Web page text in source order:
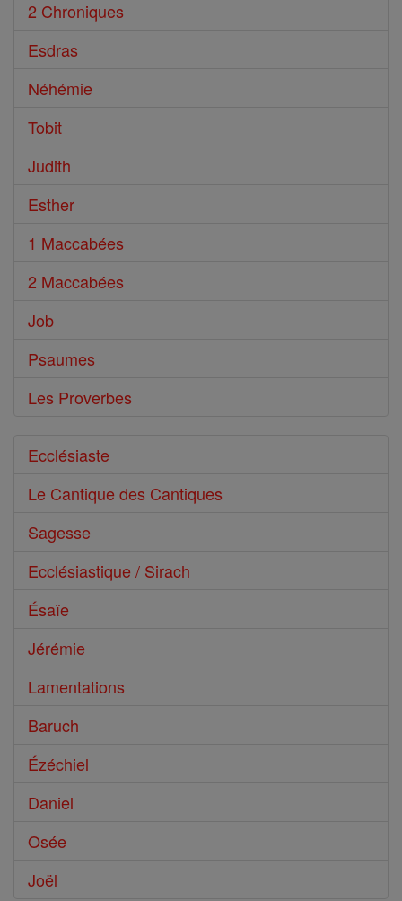
2 Chroniques
Esdras
Néhémie
Tobit
Judith
Esther
1 Maccabées
2 Maccabées
Job
Psaumes
Les Proverbes
Ecclésiaste
Le Cantique des Cantiques
Sagesse
Ecclésiastique / Sirach
Ésaïe
Jérémie
Lamentations
Baruch
Ézéchiel
Daniel
Osée
Joël